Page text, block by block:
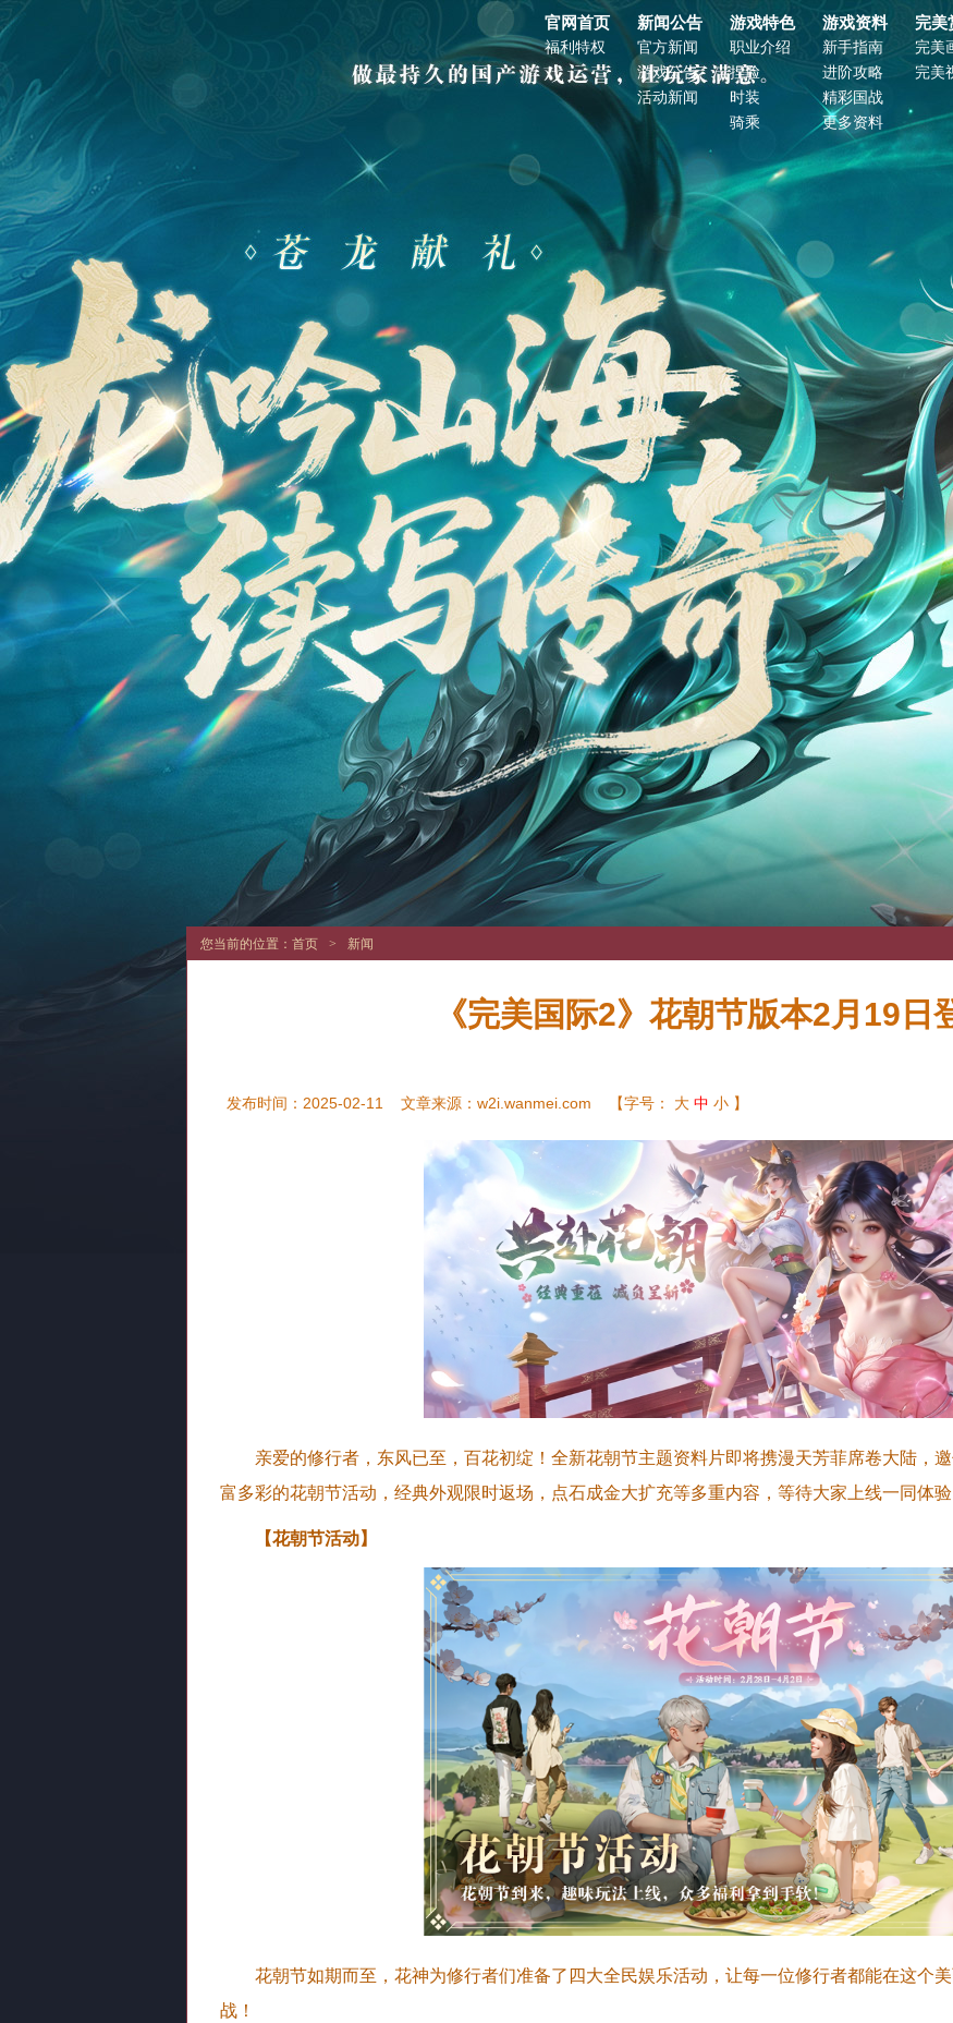
官网首页
福利特权
新闻公告
官方新闻
游戏公告
活动新闻
游戏特色
职业介绍
捏脸
时装
骑乘
游戏资料
新手指南
进阶攻略
精彩国战
更多资料
完美
完美
完美
您当前的位置： 首页 > 新闻
《完美国际2》花朝节版本2月19日
发布时间：2025-02-11 文章来源： w2i.wanmei.com 【字号： 大 中 小 】
亲爱的修行者，东风已至，百花初绽！全新花朝节主题资料片即将携漫天芳菲席卷大陆，
富多彩的花朝节活动，经典外观限时返场，点石成金大扩充等多重内容，等待大家上线一同体验
【花朝节活动】
花朝节如期而至，花神为修行者们准备了四大全民娱乐活动，让每一位修行者都能在这个
战！